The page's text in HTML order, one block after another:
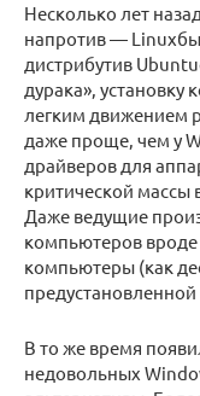
Несколько лет
напротив —
дистрибутив
дурака»,
легким движением
даже проще, чем у
драйверов для
критической
Даже ведущие
компьютеров
компьютеры (как
В то же время
недовольных